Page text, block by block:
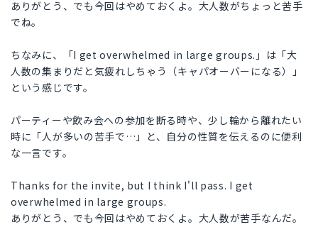
ありがとう、でも今回はやめておくよ。大人数がちょっと苦手
でね。
ちなみに、「I get overwhelmed in large groups.」は「大
人数の集まりだと気疲れしちゃう（キャパオーバーになる）」
という感じです。
パーティーや飲み会への参加を断る時や、少し輪から離れたい
時に「人が多いの苦手で…」と、自分の性質を伝えるのに便利
な一言です。
Thanks for the invite, but I think I'll pass. I get
overwhelmed in large groups.
ありがとう、でも今回はやめておくよ。大人数が苦手なんだ。